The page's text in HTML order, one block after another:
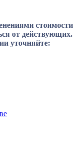
стоимости
от действующих.
уточняйте: